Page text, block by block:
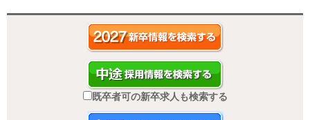
既卒者可の新卒求人も検索する